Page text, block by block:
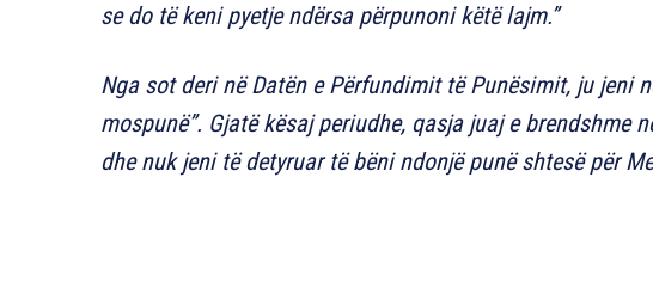
se do të keni pyetje ndërsa përpunoni këtë lajm.”
Nga sot deri në Datën e Përfundimit të Punësimit, ju jeni
mospunë”. Gjatë kësaj periudhe, qasja juaj e brendshme
dhe nuk jeni të detyruar të bëni ndonjë punë shtesë për